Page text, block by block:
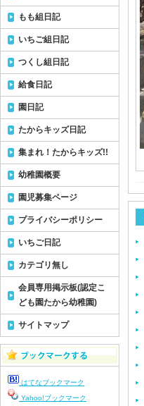
もも組日記
いちご組日記
つくし組日記
給食日記
園日記
たからキッズ日記
集まれ！たからキッズ!!
幼稚園概要
園児募集ページ
プライバシーポリシー
いちご日記
カテゴリ無し
会員専用掲示板(認定こ
ども園たから幼稚園)
サイトマップ
はてなブックマーク
Yahoo!ブックマーク